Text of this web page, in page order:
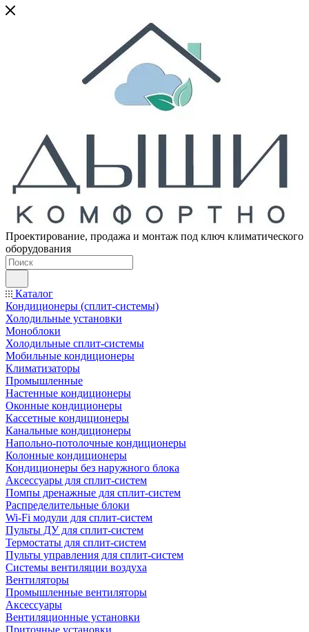
Проектирование, продажа и монтаж под ключ климатического
оборудования
Каталог
Кондиционеры (сплит-системы)
Холодильные установки
Моноблоки
Холодильные сплит-системы
Мобильные кондиционеры
Климатизаторы
Промышленные
Настенные кондиционеры
Оконные кондиционеры
Кассетные кондиционеры
Канальные кондиционеры
Напольно-потолочные кондиционеры
Колонные кондиционеры
Кондиционеры без наружного блока
Аксессуары для сплит-систем
Помпы дренажные для сплит-систем
Распределительные блоки
Wi-Fi модули для сплит-систем
Пульты ДУ для сплит-систем
Термостаты для сплит-систем
Пульты управления для сплит-систем
Системы вентиляции воздуха
Вентиляторы
Промышленные вентиляторы
Аксессуары
Вентиляционные установки
Приточные установки